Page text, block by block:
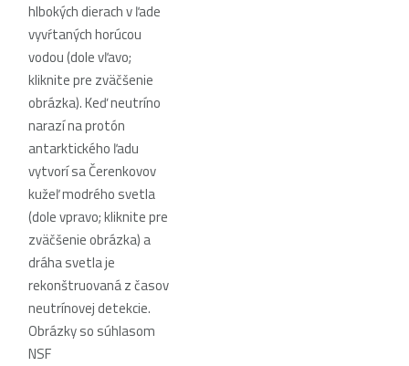
hlbokých dierach v ľade
vyvŕtaných horúcou
vodou (dole vľavo;
kliknite pre zväčšenie
obrázka). Keď neutríno
narazí na protón
antarktického ľadu
vytvorí sa Čerenkovov
kužeľ modrého svetla
(dole vpravo; kliknite pre
zväčšenie obrázka) a
dráha svetla je
rekonštruovaná z časov
neutrínovej detekcie.
Obrázky so súhlasom
NSF